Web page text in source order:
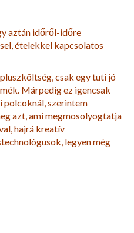
aztán időről-időre
ételekkel kapcsolatos
csak egy tuti jó
Márpedig ez igencsak
szerintem
azt, ami megmosolyogtatja
hajrá kreatív
legyen még